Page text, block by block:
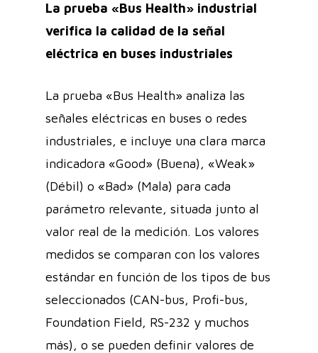
La prueba «Bus Health» industrial
verifica la calidad de la señal
eléctrica en buses industriales
La prueba «Bus Health» analiza las
señales eléctricas en buses o redes
industriales, e incluye una clara marca
indicadora «Good» (Buena), «Weak»
(Débil) o «Bad» (Mala) para cada
parámetro relevante, situada junto al
valor real de la medición. Los valores
medidos se comparan con los valores
estándar en función de los tipos de bus
seleccionados (CAN-bus, Profi-bus,
Foundation Field, RS-232 y muchos
más), o se pueden definir valores de